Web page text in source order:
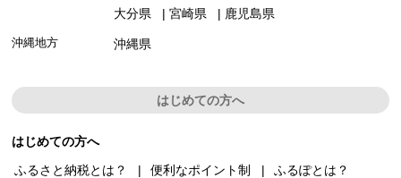
大分県
宮崎県 鹿児島県
沖縄地方 沖縄県
はじめての方へ
はじめての方へ
ふるさと納税とは？
便利なポイント制 ふるぽとは？